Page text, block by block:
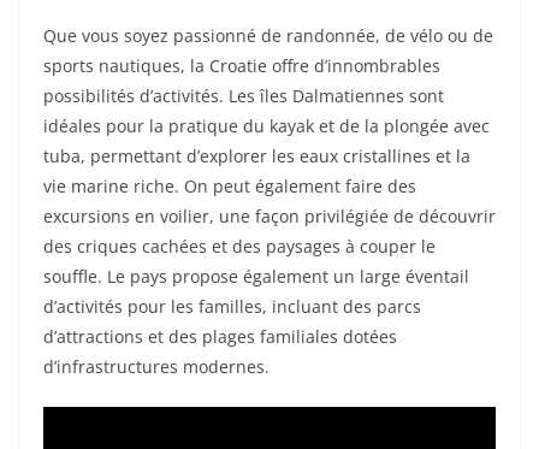
Que vous soyez passionné de randonnée, de vélo ou de
sports nautiques, la Croatie offre d’innombrables
possibilités d’activités. Les îles Dalmatiennes sont
idéales pour la pratique du kayak et de la plongée avec
tuba, permettant d’explorer les eaux cristallines et la
vie marine riche. On peut également faire des
excursions en voilier, une façon privilégiée de découvrir
des criques cachées et des paysages à couper le
souffle. Le pays propose également un large éventail
d’activités pour les familles, incluant des parcs
d’attractions et des plages familiales dotées
d’infrastructures modernes.